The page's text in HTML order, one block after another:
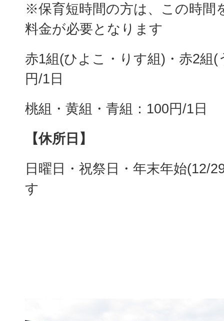
※保育短時間の方は、この時間
料金が必要となります
赤1組(ひよこ・りす組)・赤2組(
円/1日
桃組・黄組・青組：100円/1日
【休所日】
日曜日・祝祭日・年末年始(12/
す